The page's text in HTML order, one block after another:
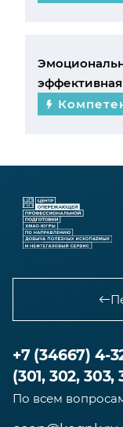
+7 (34667) 4-
(301, 302, 303,
По всем